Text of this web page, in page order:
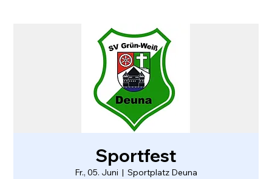
Sportfest
Fr., 05. Juni
  |
Sportplatz Deuna